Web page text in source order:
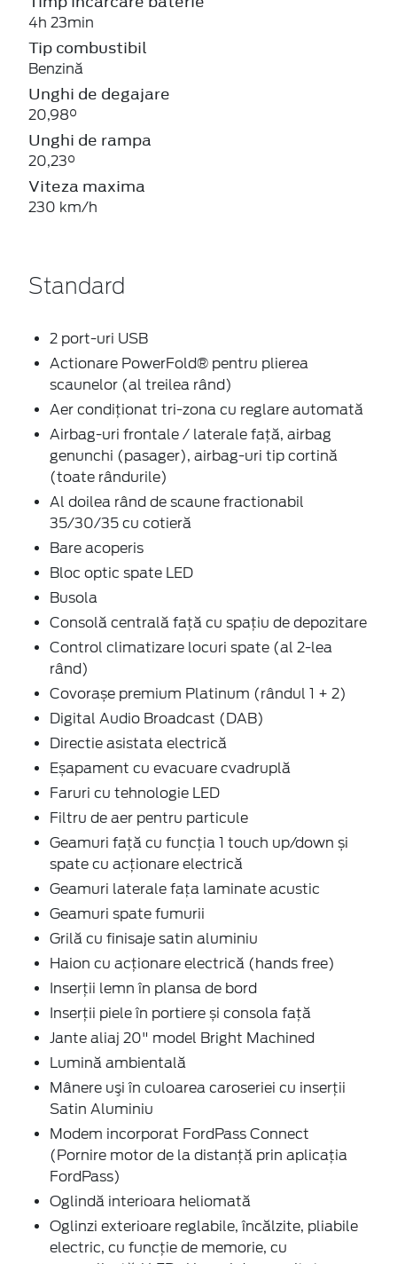
4h 23min
Tip combustibil
Benzină
Unghi de degajare
20,98°
Unghi de rampa
20,23°
Viteza maxima
230 km/h
Standard
2 port-uri USB
Actionare PowerFold® pentru plierea
scaunelor (al treilea rând)
Aer condiţionat tri-zona cu reglare automată
Airbag-uri frontale / laterale față, airbag
genunchi (pasager), airbag-uri tip cortină
(toate rândurile)
Al doilea rând de scaune fractionabil
35/30/35 cu cotieră
Bare acoperis
Bloc optic spate LED
Busola
Consolă centrală față cu spaţiu de depozitare
Control climatizare locuri spate (al 2-lea
rând)
Covorașe premium Platinum (rândul 1 + 2)
Digital Audio Broadcast (DAB)
Directie asistata electrică
Eșapament cu evacuare cvadruplă
Faruri cu tehnologie LED
Filtru de aer pentru particule
Geamuri față cu funcţia 1 touch up/down și
spate cu acţionare electrică
Geamuri laterale faţa laminate acustic
Geamuri spate fumurii
Grilă cu finisaje satin aluminiu
Haion cu acţionare electrică (hands free)
Inserţii lemn în plansa de bord
Inserţii piele în portiere și consola faţă
Jante aliaj 20" model Bright Machined
Lumină ambientală
Mânere uşi în culoarea caroseriei cu inserţii
Satin Aluminiu
Modem incorporat FordPass Connect
(Pornire motor de la distanță prin aplicația
FordPass)
Oglindă interioara heliomată
Oglinzi exterioare reglabile, încălzite, pliabile
electric, cu funcţie de memorie, cu